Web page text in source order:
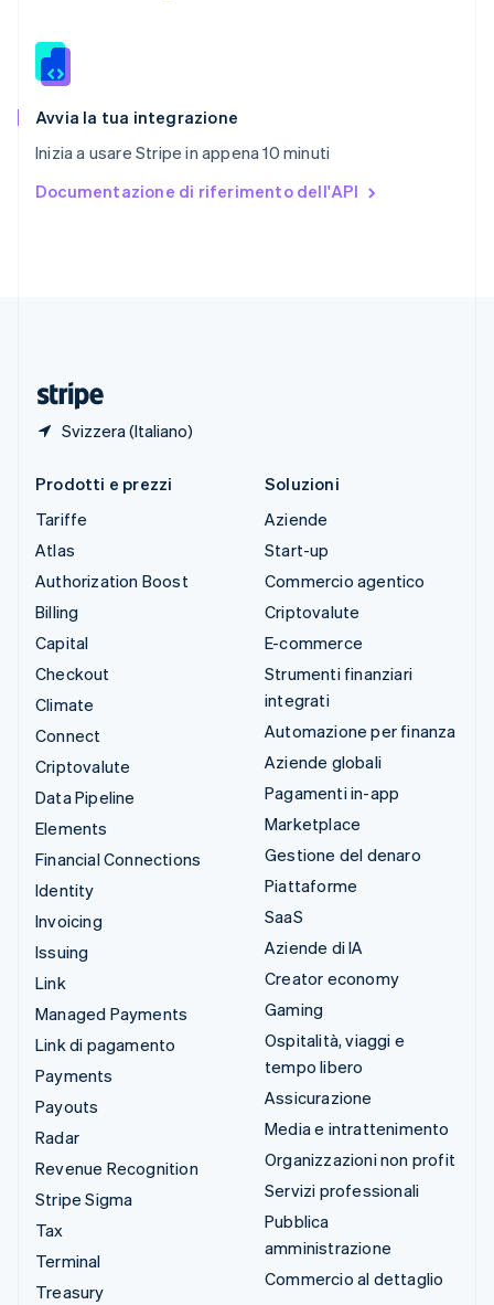
Avvia la tua integrazione
Inizia a usare Stripe in appena 10 minuti
Documentazione di riferimento dell'API
Svizzera (Italiano)
Slovacchia
Slovenia
English Italiano
EspañolEnglish
English Español 简体中文
Prodotti e prezzi
Tariffe
Atlas
Authorization Boost
Billing
Capital
Checkout
Climate
Connect
Criptovalute
Data Pipeline
Elements
Financial Connections
Identity
Invoicing
Issuing
Link
Managed Payments
Link di pagamento
Payments
Payouts
Radar
Revenue Recognition
Stripe Sigma
Tax
Terminal
Treasury
Soluzioni
Aziende
Start-up
Commercio agentico
Criptovalute
E-commerce
Strumenti finanziari
integrati
Automazione per finanza
Aziende globali
Pagamenti in-app
Marketplace
Gestione del denaro
Piattaforme
SaaS
Aziende di IA
Creator economy
Gaming
Ospitalità, viaggi e
tempo libero
Assicurazione
Media e intrattenimento
Organizzazioni non profit
Servizi professionali
Pubblica
amministrazione
Commercio al dettaglio